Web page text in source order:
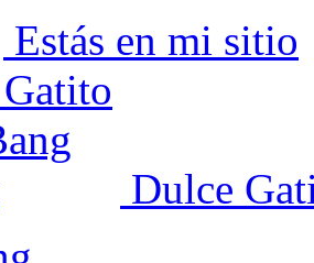
Estás en mi sitio
Dulce